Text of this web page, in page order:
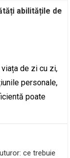
abilitățile de
de zi cu zi,
personale,
poate
ce trebuie